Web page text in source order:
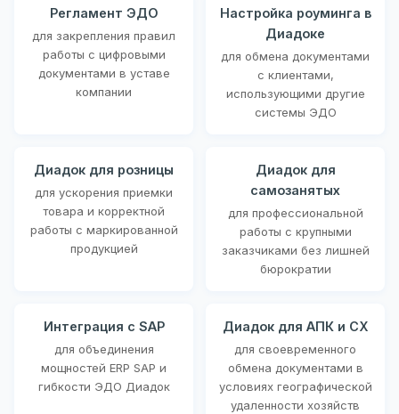
Регламент ЭДО
для закрепления правил
работы с цифровыми
документами в уставе
компании
Настройка роуминга в
Диадоке
для обмена документами
с клиентами,
использующими другие
системы ЭДО
Диадок для розницы
для ускорения приемки
товара и корректной
работы с маркированной
продукцией
Диадок для
самозанятых
для профессиональной
работы с крупными
заказчиками без лишней
бюрократии
Интеграция с SAP
для объединения
мощностей ERP SAP и
гибкости ЭДО Диадок
Диадок для АПК и СХ
для своевременного
обмена документами в
условиях географической
удаленности хозяйств